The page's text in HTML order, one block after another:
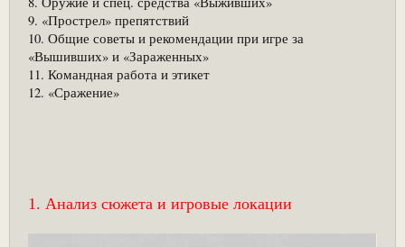
9. «Прострел» препятствий
10. Общие советы и рекомендации при игре за
«Вышивших» и «Зараженных»
11. Командная работа и этикет
12. «Сражение»
1. Анализ сюжета и игровые локации